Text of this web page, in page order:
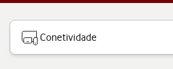
Conetividade